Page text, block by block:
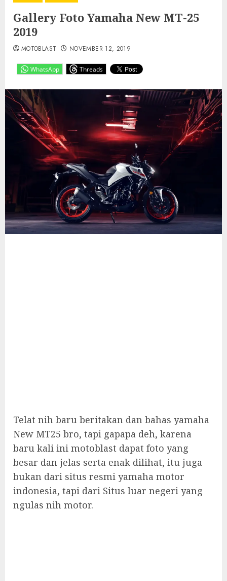
Gallery Foto Yamaha New MT-25
2019
WhatsApp Threads
MOTOBLAST NOVEMBER 12, 2019
Telat nih baru beritakan dan bahas yamaha
New MT25 bro, tapi gapapa deh, karena
baru kali ini motoblast dapat foto yang
besar dan jelas serta enak dilihat, itu juga
bukan dari situs resmi yamaha motor
indonesia, tapi dari Situs luar negeri yang
ngulas nih motor.